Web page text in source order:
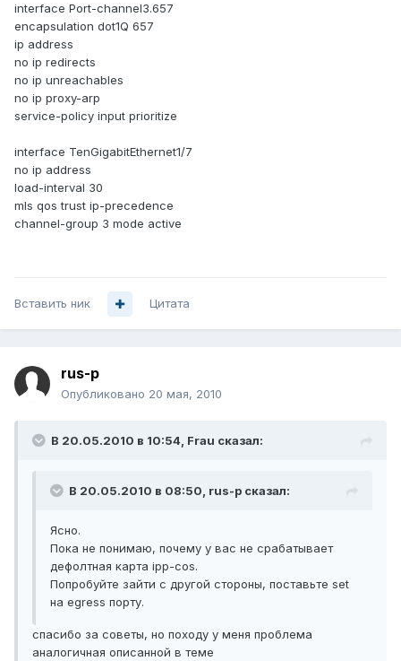
interface Port-channel3.657
encapsulation dot1Q 657
ip address
no ip redirects
no ip unreachables
no ip proxy-arp
service-policy input prioritize
interface TenGigabitEthernet1/7
no ip address
load-interval 30
mls qos trust ip-precedence
channel-group 3 mode active
Вставить ник Цитата
rus-p
Опубликовано 20 мая, 2010
В 20.05.2010 в 10:54, Frau сказал:
В 20.05.2010 в 08:50, rus-p сказал:
Ясно.
Пока не понимаю, почему у вас не срабатывает
дефолтная карта ipp-cos.
Попробуйте зайти с другой стороны, поставьте set
на egress порту.
спасибо за советы, но походу у меня проблема
аналогичная описанной в теме